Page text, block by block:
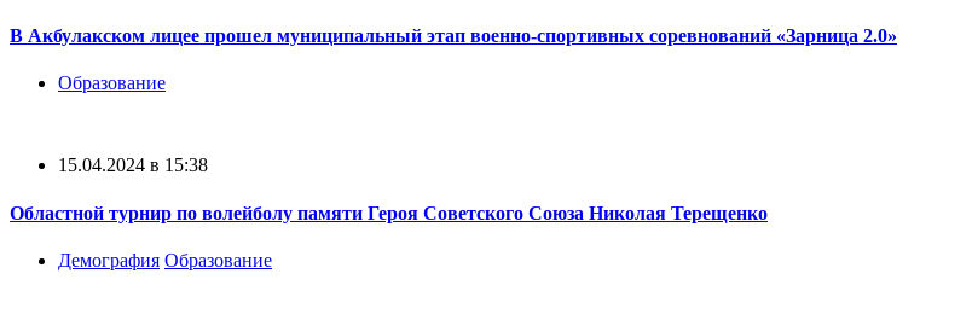
В Акбулакском лицее прошел муниципальный этап военно-спортивных соревнований «Зарница 2.0»
Образование
15.04.2024 в 15:38
Областной турнир по волейболу памяти Героя Советского Союза Николая Терещенко
Демография Образование